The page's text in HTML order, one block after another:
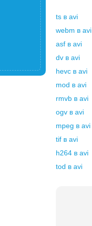
ts в avi
webm в avi
asf в avi
dv в avi
hevc в avi
mod в avi
rmvb в avi
ogv в avi
mpeg в avi
tif в avi
h264 в avi
tod в avi